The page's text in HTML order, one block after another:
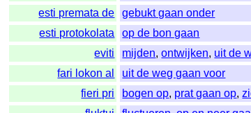
esti premata de
gebukt gaan onder
esti protokolata
op de bon gaan
eviti
mijden,ontwijken, uit de
fari lokon al
uit de weg gaan voor
fieri pri
bogen op, prat gaan op,